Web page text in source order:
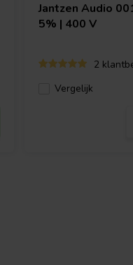
Jantzen Audio
5% | 400 V
2
Vergelijk